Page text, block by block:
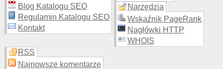
Blog Katalogu SEO
Regulamin Katalogu SEO
Kontakt
Narzędzia
Wskaźnik PageRank
Nagłówki HTTP
WHOIS
RSS
Najnowsze komentarze